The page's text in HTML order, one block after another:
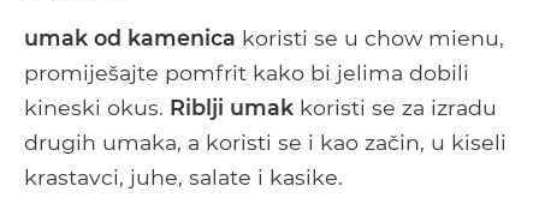
umak od kamenica koristi se u chow mienu,
promiješajte pomfrit kako bi jelima dobili
kineski okus. Riblji umak koristi se za izradu
drugih umaka, a koristi se i kao začin, u kiseli
krastavci, juhe, salate i kasike.